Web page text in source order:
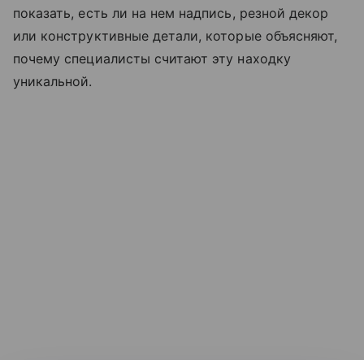
показать, есть ли на нем надпись, резной декор
или конструктивные детали, которые объясняют,
почему специалисты считают эту находку
уникальной.